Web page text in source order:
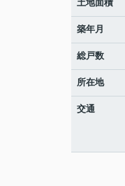
土地面積
築年月
総戸数
所在地
交通